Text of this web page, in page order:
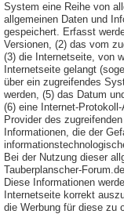
System eine Reihe von
allgemeinen Daten und
gespeichert. Erfasst
Versionen, (2) das vom
(3) die Internetseite, von
Internetseite gelangt
über ein zugreifendes
werden, (5) das Datum
(6) eine Internet-
Provider des
Informationen, die der
Bei der Nutzung dieser
Tauberplanscher-
Diese Informationen
Internetseite korrekt
die Werbung für diese zu